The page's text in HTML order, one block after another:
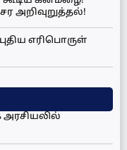
அறிவுறுத்தல்!
எரிபொருள்
அரசியலில்